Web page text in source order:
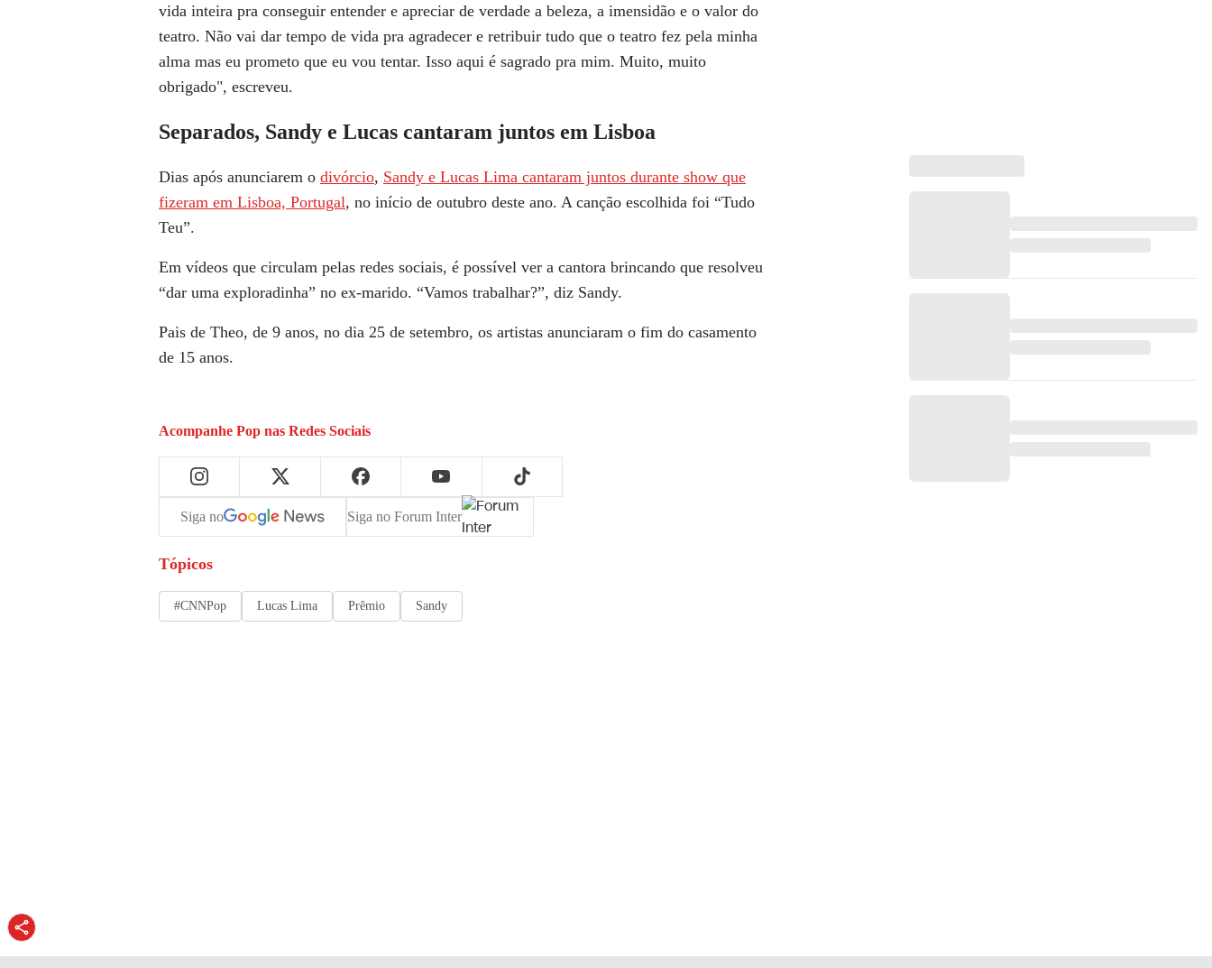
vida inteira pra conseguir entender e apreciar de verdade a beleza, a imensidão e o valor do
teatro. Não vai dar tempo de vida pra agradecer e retribuir tudo que o teatro fez pela minha
alma mas eu prometo que eu vou tentar. Isso aqui é sagrado pra mim. Muito, muito
obrigado", escreveu.
Separados, Sandy e Lucas cantaram juntos em Lisboa
Dias após anunciarem o divórcio, Sandy e Lucas Lima cantaram juntos durante show que
fizeram em Lisboa, Portugal, no início de outubro deste ano. A canção escolhida foi “Tudo
Teu”.
Em vídeos que circulam pelas redes sociais, é possível ver a cantora brincando que resolveu
“dar uma exploradinha” no ex-marido. “Vamos trabalhar?”, diz Sandy.
Pais de Theo, de 9 anos, no dia 25 de setembro, os artistas anunciaram o fim do casamento
de 15 anos.
Acompanhe Pop nas Redes Sociais
Siga no Siga no Forum Inter
Tópicos
#CNNPop Lucas Lima Prêmio Sandy